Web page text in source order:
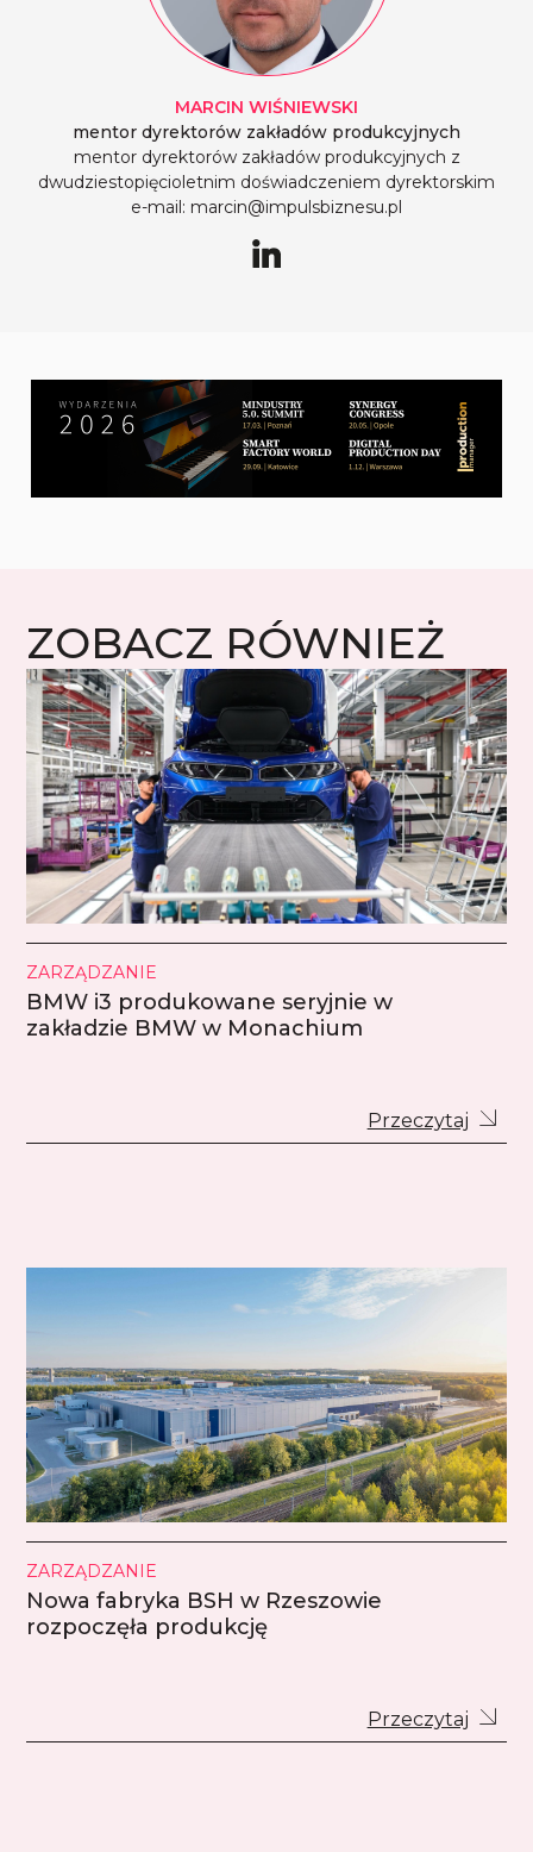
MARCIN WIŚNIEWSKI
mentor dyrektorów zakładów produkcyjnych
mentor dyrektorów zakładów produkcyjnych z
dwudziestopięcioletnim doświadczeniem dyrektorskim
e-mail: marcin@impulsbiznesu.pl
ZOBACZ RÓWNIEŻ
ZARZĄDZANIE
BMW i3 produkowane seryjnie w
zakładzie BMW w Monachium
Przeczytaj
ZARZĄDZANIE
Nowa fabryka BSH w Rzeszowie
rozpoczęła produkcję
Przeczytaj